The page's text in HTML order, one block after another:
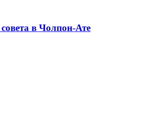
в Чолпон-Ате